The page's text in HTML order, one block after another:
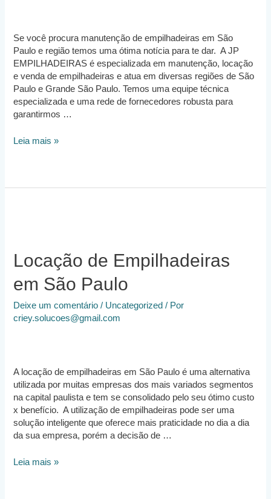
Se você procura manutenção de empilhadeiras em São
Paulo e região temos uma ótima notícia para te dar. A JP
EMPILHADEIRAS é especializada em manutenção, locação
e venda de empilhadeiras e atua em diversas regiões de São
Paulo e Grande São Paulo. Temos uma equipe técnica
especializada e uma rede de fornecedores robusta para
garantirmos …
Manutenção
Paulo
Leia mais »
Locação de Empilhadeiras
em São Paulo
Deixe um comentário / Uncategorized / Por
criey.solucoes@gmail.com
A locação de empilhadeiras em São Paulo é uma alternativa
utilizada por muitas empresas dos mais variados segmentos
na capital paulista e tem se consolidado pelo seu ótimo custo
x benefício. A utilização de empilhadeiras pode ser uma
solução inteligente que oferece mais praticidade no dia a dia
da sua empresa, porém a decisão de …
Locação
Leia mais »